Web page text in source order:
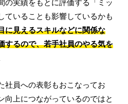
の実績をもとに評価する「ミッ
ていることも影響しているかも
に見えるスキルなどに関係な
するので、若手社員のやる気を
社員への表彰もおこなってお
向上につながっているのではと